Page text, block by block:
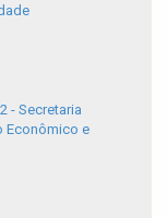
- Secretaria
Econômico e